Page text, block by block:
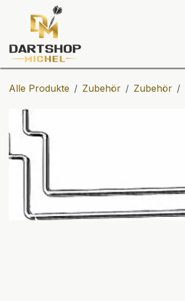
Zum Inhalt springen
Alle Produkte Zubehör Zubehör